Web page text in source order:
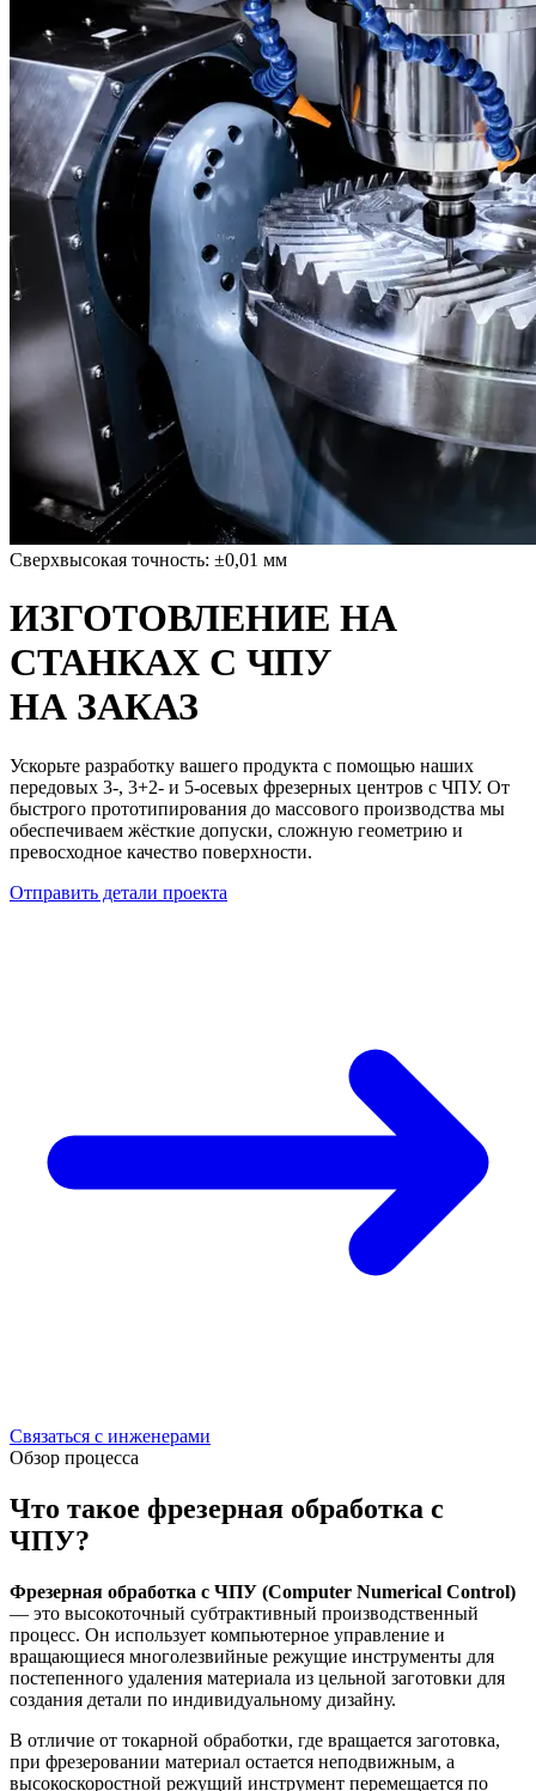
Сверхвысокая точность: ±0,01 мм
ИЗГОТОВЛЕНИЕ НА
СТАНКАХ С ЧПУ
НА ЗАКАЗ
Ускорьте разработку вашего продукта с помощью наших
передовых 3-, 3+2- и 5-осевых фрезерных центров с ЧПУ. От
быстрого прототипирования до массового производства мы
обеспечиваем жёсткие допуски, сложную геометрию и
превосходное качество поверхности.
Отправить детали проекта
Связаться с инженерами
Обзор процесса
Что такое фрезерная обработка с
ЧПУ?
Фрезерная обработка с ЧПУ (Computer Numerical Control)
— это высокоточный субтрактивный производственный
процесс. Он использует компьютерное управление и
вращающиеся многолезвийные режущие инструменты для
постепенного удаления материала из цельной заготовки для
создания детали по индивидуальному дизайну.
В отличие от токарной обработки, где вращается заготовка,
при фрезеровании материал остается неподвижным, а
высокоскоростной режущий инструмент перемещается по